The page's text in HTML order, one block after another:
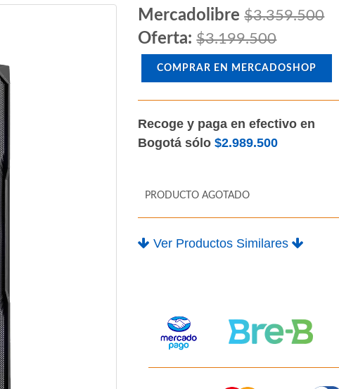
Mercadolibre$3.359.500
Oferta:$3.199.500
COMPRAR EN MERCADOSHOP
Recoge y paga en efectivo en
Bogotá sólo$2.989.500
PRODUCTO AGOTADO
Ver Productos Similares